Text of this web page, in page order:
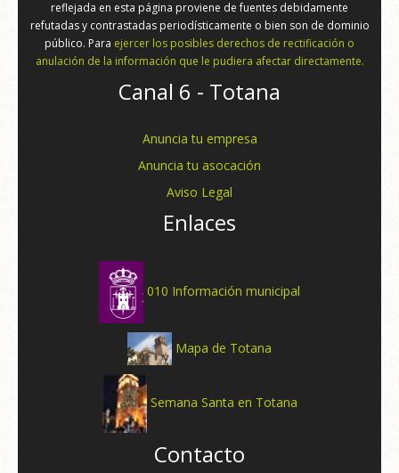
reflejada en esta página proviene de fuentes debidamente
refutadas y contrastadas periodísticamente o bien son de dominio
público. Para ejercer los posibles derechos de rectificación o
anulación de la información que le pudiera afectar directamente.
Canal 6 - Totana
Anuncia tu empresa
Anuncia tu asocación
Aviso Legal
Enlaces
010 Información municipal
Mapa de Totana
Semana Santa en Totana
Contacto